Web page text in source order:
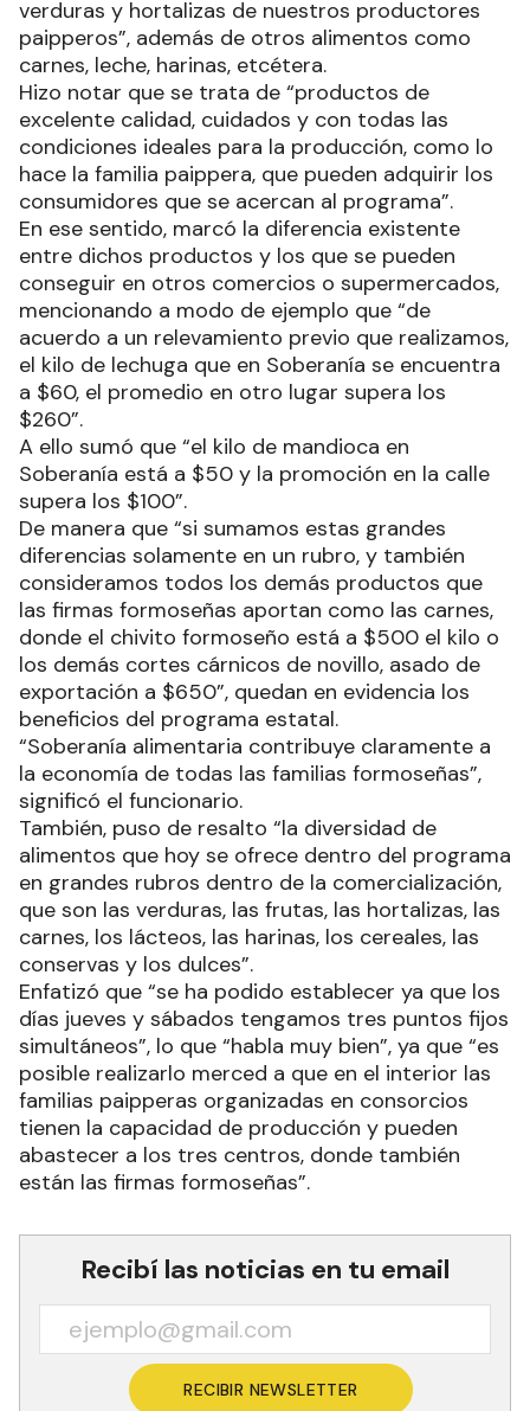
verduras y hortalizas de nuestros productores
paipperos”, además de otros alimentos como
carnes, leche, harinas, etcétera.
Hizo notar que se trata de “productos de
excelente calidad, cuidados y con todas las
condiciones ideales para la producción, como lo
hace la familia paippera, que pueden adquirir los
consumidores que se acercan al programa”.
En ese sentido, marcó la diferencia existente
entre dichos productos y los que se pueden
conseguir en otros comercios o supermercados,
mencionando a modo de ejemplo que “de
acuerdo a un relevamiento previo que realizamos,
el kilo de lechuga que en Soberanía se encuentra
a $60, el promedio en otro lugar supera los
$260”.
A ello sumó que “el kilo de mandioca en
Soberanía está a $50 y la promoción en la calle
supera los $100”.
De manera que “si sumamos estas grandes
diferencias solamente en un rubro, y también
consideramos todos los demás productos que
las firmas formoseñas aportan como las carnes,
donde el chivito formoseño está a $500 el kilo o
los demás cortes cárnicos de novillo, asado de
exportación a $650”, quedan en evidencia los
beneficios del programa estatal.
“Soberanía alimentaria contribuye claramente a
la economía de todas las familias formoseñas”,
significó el funcionario.
También, puso de resalto “la diversidad de
alimentos que hoy se ofrece dentro del programa
en grandes rubros dentro de la comercialización,
que son las verduras, las frutas, las hortalizas, las
carnes, los lácteos, las harinas, los cereales, las
conservas y los dulces”.
Enfatizó que “se ha podido establecer ya que los
días jueves y sábados tengamos tres puntos fijos
simultáneos”, lo que “habla muy bien”, ya que “es
posible realizarlo merced a que en el interior las
familias paipperas organizadas en consorcios
tienen la capacidad de producción y pueden
abastecer a los tres centros, donde también
están las firmas formoseñas”.
Recibí las noticias en tu email
RECIBIR NEWSLETTER